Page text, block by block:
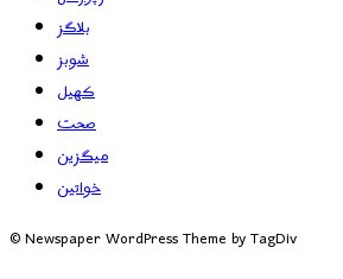
بلاگز
شوبز
کھیل
صحت
میگزین
خواتین
© Newspaper WordPress Theme by TagDiv